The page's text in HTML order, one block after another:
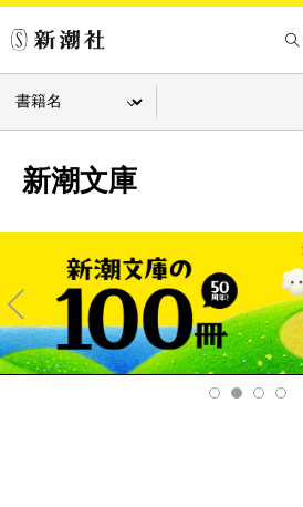
新潮文庫
Pre
v